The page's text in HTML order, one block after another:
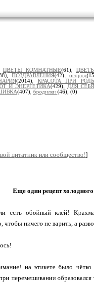
ЦВЕТЫ КОМНАТНЫЕ(61),
ПОЗДРАВЛЕНИЯ(42),огород
(2014), КРАСОТА ПРИ
И ЭНЕРГЕТИКА(429), ДЛЯ СЕБЯ
(407), бродилки (46), (0)
цитатник или сообщество!]
Еще один рецепт
есть обойный клей!
ничего не варить, а
на этикете было
перемешивании